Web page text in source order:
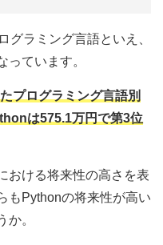
グラミング言語といえ、
っています。
プログラミング言語別
は575.1万円で第3位
おける将来性の高さを表
もPythonの将来性が高い
か。